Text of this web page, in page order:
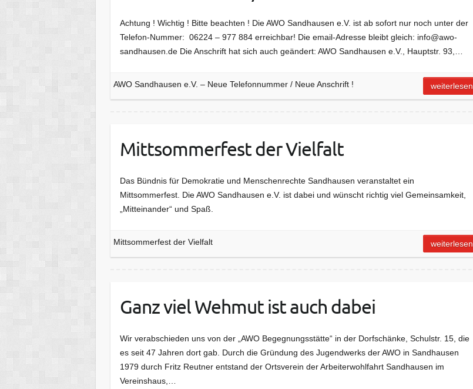
Achtung ! Wichtig ! Bitte beachten ! Die AWO Sandhausen e.V. ist ab sofort nur noch unter der
Telefon-Nummer: 06224 – 977 884 erreichbar! Die email-Adresse bleibt gleich: info@awo-
sandhausen.de Die Anschrift hat sich auch geändert: AWO Sandhausen e.V., Hauptstr. 93,…
AWO Sandhausen e.V. – Neue Telefonnummer / Neue Anschrift ! weiterlesen
Mittsommerfest der Vielfalt
Das Bündnis für Demokratie und Menschenrechte Sandhausen veranstaltet ein
Mittsommerfest. Die AWO Sandhausen e.V. ist dabei und wünscht richtig viel Gemeinsamkeit,
„Mitteinander“ und Spaß.
Mittsommerfest der Vielfalt weiterlesen
Ganz viel Wehmut ist auch dabei
Wir verabschieden uns von der „AWO Begegnungsstätte“ in der Dorfschänke, Schulstr. 15, die
es seit 47 Jahren dort gab. Durch die Gründung des Jugendwerks der AWO in Sandhausen
1979 durch Fritz Reutner entstand der Ortsverein der Arbeiterwohlfahrt Sandhausen im
Vereinshaus,…